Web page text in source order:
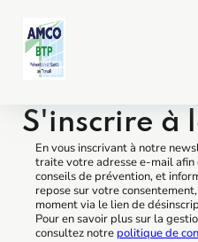
S'inscrire à
En vous inscrivant à notre
traite votre adresse e-mail afin
conseils de prévention, et
repose sur votre
moment via le lien de
Pour en savoir plus sur la
consultez notre politique de